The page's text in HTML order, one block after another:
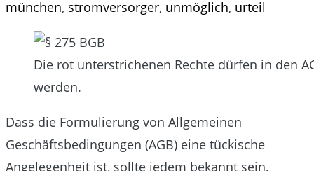
münchen, stromversorger, unmöglich, urteil
Die rot unterstrichenen Rechte dürfen in den
werden.
Dass die Formulierung von Allgemeinen
Geschäftsbedingungen (AGB) eine tückische
Angelegenheit ist, sollte jedem bekannt sein.